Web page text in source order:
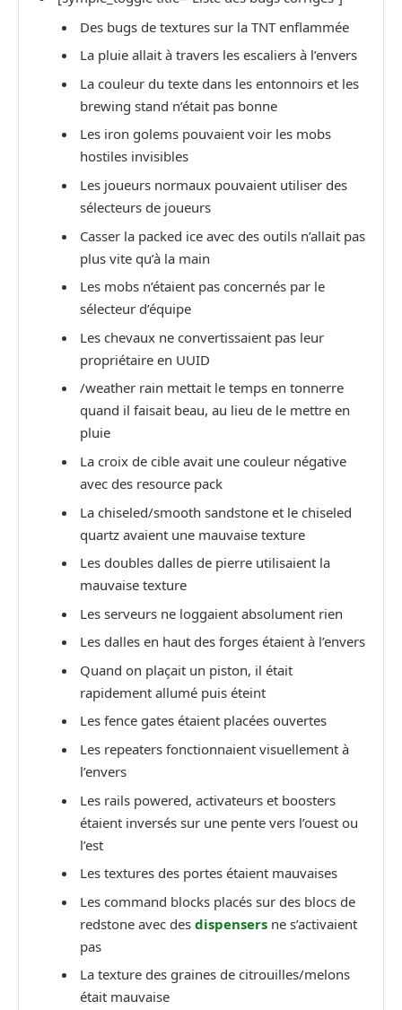
Des bugs de textures sur la TNT enflammée
La pluie allait à travers les escaliers à l’envers
La couleur du texte dans les entonnoirs et les
brewing stand n’était pas bonne
Les iron golems pouvaient voir les mobs
hostiles invisibles
Les joueurs normaux pouvaient utiliser des
sélecteurs de joueurs
Casser la packed ice avec des outils n’allait pas
plus vite qu’à la main
Les mobs n’étaient pas concernés par le
sélecteur d’équipe
Les chevaux ne convertissaient pas leur
propriétaire en UUID
/weather rain mettait le temps en tonnerre
quand il faisait beau, au lieu de le mettre en
pluie
La croix de cible avait une couleur négative
avec des resource pack
La chiseled/smooth sandstone et le chiseled
quartz avaient une mauvaise texture
Les doubles dalles de pierre utilisaient la
mauvaise texture
Les serveurs ne loggaient absolument rien
Les dalles en haut des forges étaient à l’envers
Quand on plaçait un piston, il était
rapidement allumé puis éteint
Les fence gates étaient placées ouvertes
Les repeaters fonctionnaient visuellement à
l’envers
Les rails powered, activateurs et boosters
étaient inversés sur une pente vers l’ouest ou
l’est
Les textures des portes étaient mauvaises
Les command blocks placés sur des blocs de
redstone avec des dispensers ne s’activaient
pas
La texture des graines de citrouilles/melons
était mauvaise